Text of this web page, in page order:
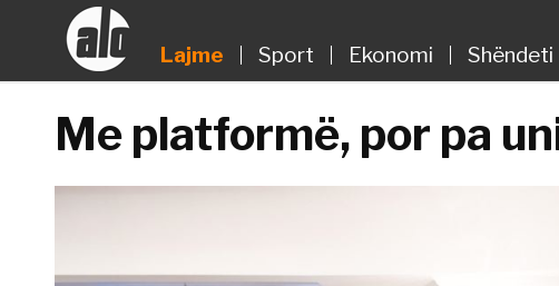
Lajme Sport Ekonomi Shëndeti
Me platformë, por pa